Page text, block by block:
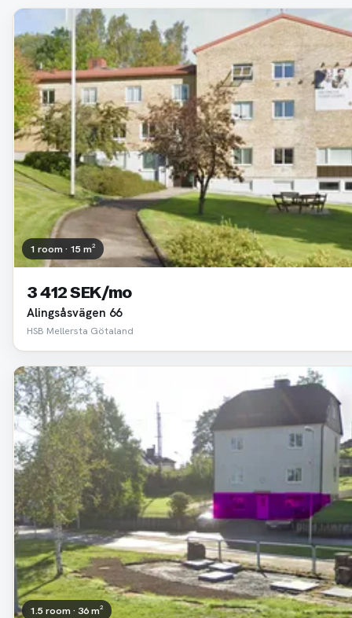
1 room · 15 m²
3 412 SEK/mo
Alingsåsvägen 66
HSB Mellersta Götaland
1.5 room · 36 m²